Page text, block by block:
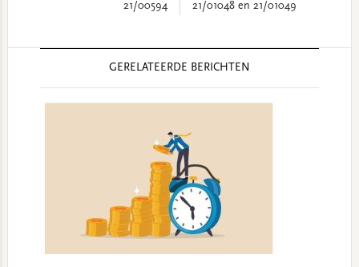
21/00594
21/01048 en 21/01049
GERELATEERDE BERICHTEN